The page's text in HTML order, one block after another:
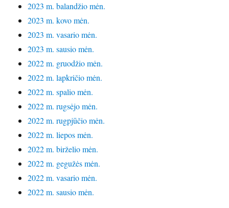
2023 m. balandžio mėn.
2023 m. kovo mėn.
2023 m. vasario mėn.
2023 m. sausio mėn.
2022 m. gruodžio mėn.
2022 m. lapkričio mėn.
2022 m. spalio mėn.
2022 m. rugsėjo mėn.
2022 m. rugpjūčio mėn.
2022 m. liepos mėn.
2022 m. birželio mėn.
2022 m. gegužės mėn.
2022 m. vasario mėn.
2022 m. sausio mėn.